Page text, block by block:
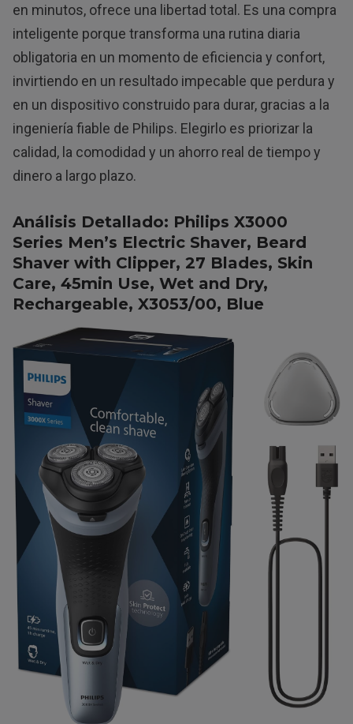
en minutos, ofrece una libertad total. Es una compra
inteligente porque transforma una rutina diaria
obligatoria en un momento de eficiencia y confort,
invirtiendo en un resultado impecable que perdura y
en un dispositivo construido para durar, gracias a la
ingeniería fiable de Philips. Elegirlo es priorizar la
calidad, la comodidad y un ahorro real de tiempo y
dinero a largo plazo.
Análisis Detallado: Philips X3000
Series Men’s Electric Shaver, Beard
Shaver with Clipper, 27 Blades, Skin
Care, 45min Use, Wet and Dry,
Rechargeable, X3053/00, Blue